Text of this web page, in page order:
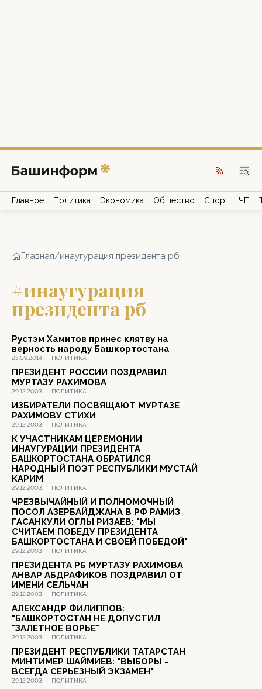
Главное Политика Экономика Общество Спорт ЧП
Главная/инаугурация президента рб
#инаугурация
президента рб
25.09.2014 | ПОЛИТИКА
Рустэм Хамитов принес клятву на
верность народу Башкортостана
29.12.2003 | ПОЛИТИКА
ПРЕЗИДЕНТ РОССИИ ПОЗДРАВИЛ
МУРТАЗУ РАХИМОВА
29.12.2003 | ПОЛИТИКА
ИЗБИРАТЕЛИ ПОСВЯЩАЮТ МУРТАЗЕ
РАХИМОВУ СТИХИ
29.12.2003 | ПОЛИТИКА
К УЧАСТНИКАМ ЦЕРЕМОНИИ
ИНАУГУРАЦИИ ПРЕЗИДЕНТА
БАШКОРТОСТАНА ОБРАТИЛСЯ
НАРОДНЫЙ ПОЭТ РЕСПУБЛИКИ МУСТАЙ
КАРИМ
29.12.2003 | ПОЛИТИКА
ЧРЕЗВЫЧАЙНЫЙ И ПОЛНОМОЧНЫЙ
ПОСОЛ АЗЕРБАЙДЖАНА В РФ РАМИЗ
ГАСАНКУЛИ ОГЛЫ РИЗАЕВ: "МЫ
СЧИТАЕМ ПОБЕДУ ПРЕЗИДЕНТА
БАШКОРТОСТАНА И СВОЕЙ ПОБЕДОЙ"
29.12.2003 | ПОЛИТИКА
ПРЕЗИДЕНТА РБ МУРТАЗУ РАХИМОВА
АНВАР АБДРАФИКОВ ПОЗДРАВИЛ ОТ
ИМЕНИ СЕЛЬЧАН
29.12.2003 | ПОЛИТИКА
АЛЕКСАНДР ФИЛИППОВ:
"БАШКОРТОСТАН НЕ ДОПУСТИЛ
"ЗАЛЕТНОЕ ВОРЬЕ"
29.12.2003 | ПОЛИТИКА
ПРЕЗИДЕНТ РЕСПУБЛИКИ ТАТАРСТАН
МИНТИМЕР ШАЙМИЕВ: "ВЫБОРЫ -
ВСЕГДА СЕРЬЕЗНЫЙ ЭКЗАМЕН"